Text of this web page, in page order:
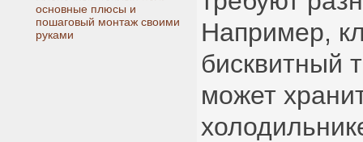
основные плюсы и
пошаговый монтаж своими
руками
Например,
бисквитный
может